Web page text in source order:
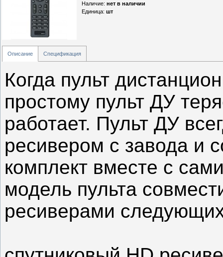
Наличие: нет в наличии
Единица: шт
Описание Спецификация
Когда пульт
простому пульт ДУ
работает. Пульт ДУ
ресивером с завода и
комплект вместе с
модель пульта
ресиверами